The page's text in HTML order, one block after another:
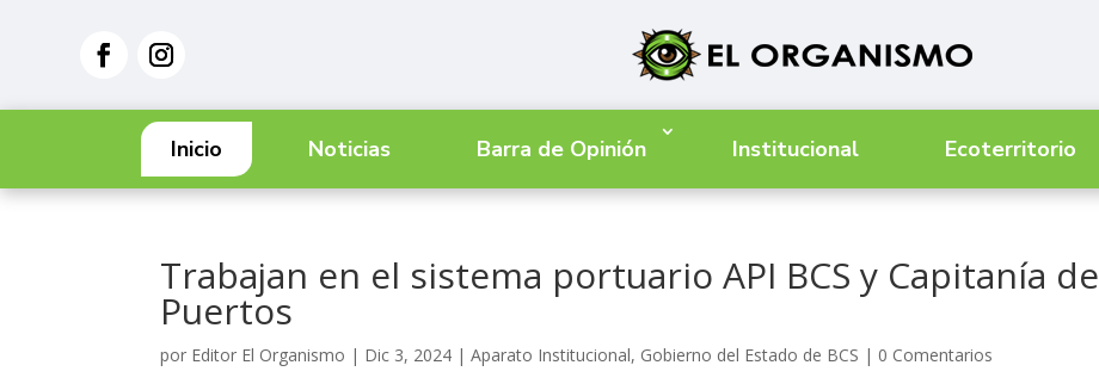
Inicio Noticias Barra de Opinión Institucional Ecoterritorio
Trabajan en el sistema portuario API BCS y Capitanía de
Puertos
por Editor El Organismo | Dic 3, 2024 |Aparato Institucional, Gobierno del Estado de BCS | 0 Comentarios